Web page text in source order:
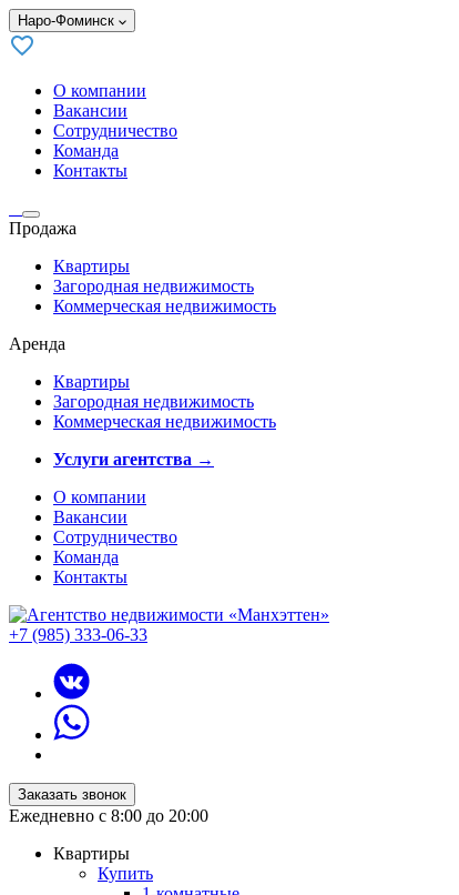
Наро-Фоминск
О компании
Вакансии
Сотрудничество
Команда
Контакты
Продажа
Квартиры
Загородная недвижимость
Коммерческая недвижимость
Аренда
Квартиры
Загородная недвижимость
Коммерческая недвижимость
Услуги агентства →
О компании
Вакансии
Сотрудничество
Команда
Контакты
+7 (985) 333-06-33
Заказать звонок
Ежедневно с 8:00 до 20:00
Квартиры
Купить